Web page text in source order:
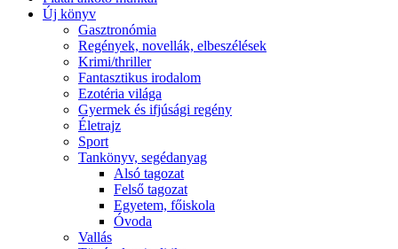
Új könyv
Gasztronómia
Regények, novellák, elbeszélések
Krimi/thriller
Fantasztikus irodalom
Ezotéria világa
Gyermek és ifjúsági regény
Életrajz
Sport
Tankönyv, segédanyag
Alsó tagozat
Felső tagozat
Egyetem, főiskola
Óvoda
Vallás